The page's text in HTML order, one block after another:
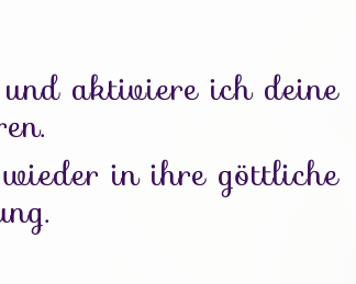
aktiviere ich deine
in ihre göttliche